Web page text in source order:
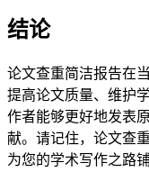
结论
论文查重简洁报告在
提高论文质量、维护
作者能够更好地发表
献。请记住，论文查
为您的学术写作之路